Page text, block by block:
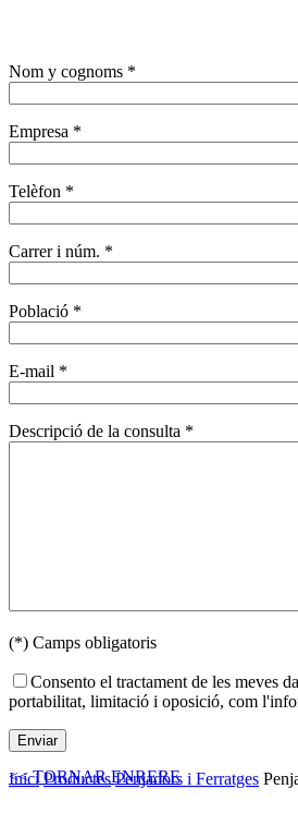
Nom y cognoms *
Empresa *
Telèfon *
Carrer i núm. *
Població *
E-mail *
Descripció de la consulta *
(*) Camps obligatoris
Consento el tractament de les meves
portabilitat, limitació i oposició, com
Inici Productes Penjadors i Ferratges
<< TORNAR ENRERE